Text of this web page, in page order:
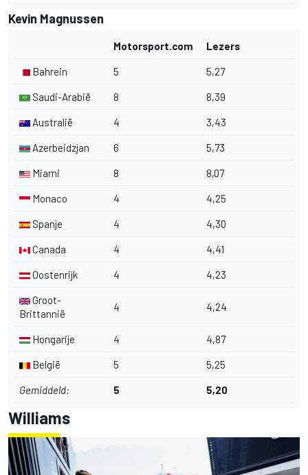
Kevin Magnussen
Motorsport.com Lezers
Bahrein 5 5,27
Saudi-Arabië 8 8,39
Australië 4 3,43
Azerbeidzjan 6 5,73
Miami 8 8,07
Monaco 4 4,25
Spanje 4 4,30
Canada 4 4,41
Oostenrijk 4 4,23
Groot-
Brittannië
4 4,24
Hongarije 4 4,87
België 5 5,25
Gemiddeld: 5 5,20
Williams